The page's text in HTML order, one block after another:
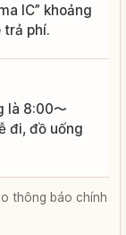
IC” khoảng
trả phí.
là 8:00〜
đi, đồ uống
thông báo chính